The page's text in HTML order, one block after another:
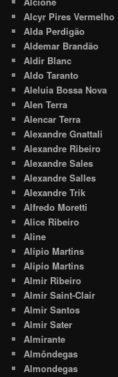
Alcyr Pires Vermelho
Alda Perdigão
Aldemar Brandão
Aldir Blanc
Aldo Taranto
Aleluia Bossa Nova
Alen Terra
Alencar Terra
Alexandre Gnattali
Alexandre Ribeiro
Alexandre Sales
Alexandre Salles
Alexandre Trik
Alfredo Moretti
Alice Ribeiro
Aline
Alípio Martins
Alipio Martins
Almir Ribeiro
Almir Saint-Clair
Almir Santos
Almir Sater
Almirante
Almôndegas
Almondegas